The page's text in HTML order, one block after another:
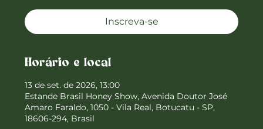
Inscreva-se
Horário e local
13 de set. de 2026, 13:00
Estande Brasil Honey Show, Avenida Doutor José
Amaro Faraldo, 1050 - Vila Real, Botucatu - SP,
18606-294, Brasil